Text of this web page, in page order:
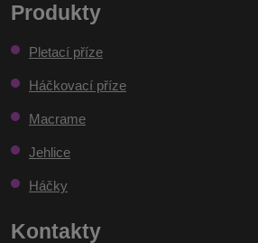
nepodařilo
odeslat.
Produkty
Pletací příze
Háčkovací příze
Macrame
Jehlice
Háčky
Kontakty